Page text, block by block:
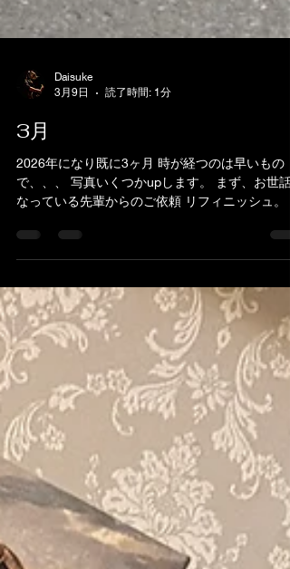
3月
で、、、 写真いくつかupします。 まず、お世話
なっている先輩からのご依頼 リフィニッシュ。
装。 やはり、鳴りは全く違います。 塗膜の硬度
全く違うので木の鳴りの妨げを最小限に抑え し
かりアルダーらしい鳴りに復活しました。 写真
少ない、、サンバーストは荒吹の段階